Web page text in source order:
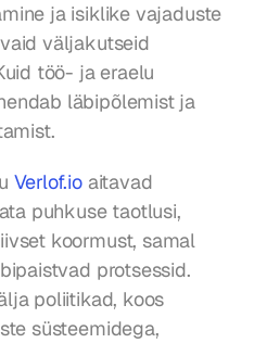
ja isiklike vajaduste
väljakutseid
töö- ja eraelu
läbipõlemist ja
Verlof.io aitavad
puhkuse taotlusi,
koormust, samal
protsessid.
poliitikad, koos
süsteemidega,